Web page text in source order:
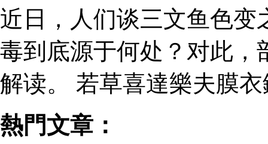
近日，人们谈三文鱼色
毒到底源于何处？对此，
解读。 若草喜達樂夫膜
熱門文章：